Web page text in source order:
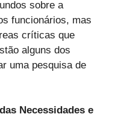
sobre a
funcionários, mas
críticas que
alguns dos
uma pesquisa de
Necessidades e